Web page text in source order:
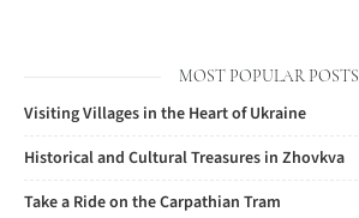
MOST POPULAR POSTS
Visiting Villages in the Heart of Ukraine
Historical and Cultural Treasures in Zhovkva
Take a Ride on the Carpathian Tram